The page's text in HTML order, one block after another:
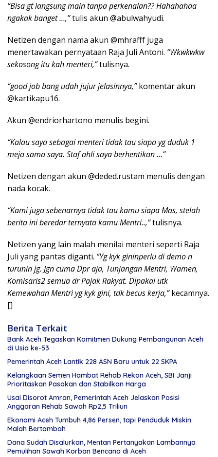
“Bisa gt langsung main tanpa perkenalan?? Hahahahaa
ngakak banget …,”tulis akun @abulwahyudi.
Netizen dengan nama akun @mhrafff juga
menertawakan pernyataan Raja Juli Antoni. “Wkwkwkw
sekosong itu kah menteri,”tulisnya.
“good job bang udah jujur jelasinnya,”komentar akun
@kartikapu16.
Akun @endriorhartono menulis begini.
“Kalau saya sebagai menteri tidak tau siapa yg duduk 1
meja sama saya. Staf ahli saya berhentikan …”
Netizen dengan akun @deded.rustam menulis dengan
nada kocak.
“Kami juga sebenarnya tidak tau kamu siapa Mas, stelah
berita ini beredar ternyata kamu Mentri..,”tulisnya.
Netizen yang lain malah menilai menteri seperti Raja
Juli yang pantas diganti. “Yg kyk gininperlu di demo n
turunin jg. Jgn cuma Dpr aja, Tunjangan Mentri, Wamen,
Komisaris2 semua dr Pajak Rakyat. Dipakai utk
Kemewahan Mentri yg kyk gini, tdk becus kerja,”kecamnya.
[]
Berita Terkait
Bank Aceh Tegaskan Komitmen Dukung Pembangunan Aceh
di Usia ke-53
Pemerintah Aceh Lantik 228 ASN Baru untuk 22 SKPA
Kelangkaan Semen Hambat Rehab Rekon Aceh, SBI Janji
Prioritaskan Pasokan dan Stabilkan Harga
Usai Disorot Amran, Pemerintah Aceh Jelaskan Posisi
Anggaran Rehab Sawah Rp2,5 Triliun
Ekonomi Aceh Tumbuh 4,86 Persen, tapi Penduduk Miskin
Malah Bertambah
Dana Sudah Disalurkan, Mentan Pertanyakan Lambannya
Pemulihan Sawah Korban Bencana di Aceh